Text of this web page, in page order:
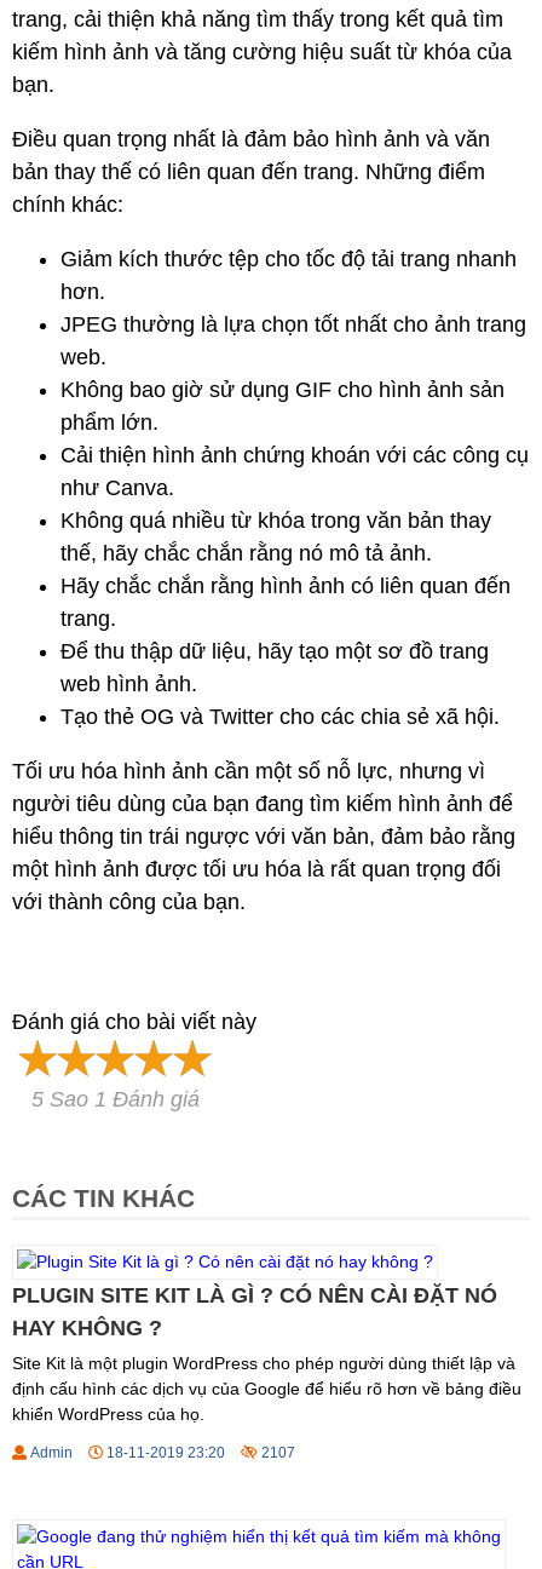
trang, cải thiện khả năng tìm thấy trong kết quả tìm
kiếm hình ảnh và tăng cường hiệu suất từ ​​khóa của
bạn.
Điều quan trọng nhất là đảm bảo hình ảnh và văn
bản thay thế có liên quan đến trang. Những điểm
chính khác:
Giảm kích thước tệp cho tốc độ tải trang nhanh
hơn.
JPEG thường là lựa chọn tốt nhất cho ảnh trang
web.
Không bao giờ sử dụng GIF cho hình ảnh sản
phẩm lớn.
Cải thiện hình ảnh chứng khoán với các công cụ
như Canva.
Không quá nhiều từ khóa trong văn bản thay
thế, hãy chắc chắn rằng nó mô tả ảnh.
Hãy chắc chắn rằng hình ảnh có liên quan đến
trang.
Để thu thập dữ liệu, hãy tạo một sơ đồ trang
web hình ảnh.
Tạo thẻ OG và Twitter cho các chia sẻ xã hội.
Tối ưu hóa hình ảnh cần một số nỗ lực, nhưng vì
người tiêu dùng của bạn đang tìm kiếm hình ảnh để
hiểu thông tin trái ngược với văn bản, đảm bảo rằng
một hình ảnh được tối ưu hóa là rất quan trọng đối
với thành công của bạn.
Đánh giá cho bài viết này
5 Sao 1 Đánh giá
CÁC TIN KHÁC
PLUGIN SITE KIT LÀ GÌ ? CÓ NÊN CÀI ĐẶT NÓ
HAY KHÔNG ?
Site Kit là một plugin WordPress cho phép người dùng thiết lập và
định cấu hình các dịch vụ của Google để hiểu rõ hơn về bảng điều
khiển WordPress của họ.
Admin 18-11-2019 23:20 2107